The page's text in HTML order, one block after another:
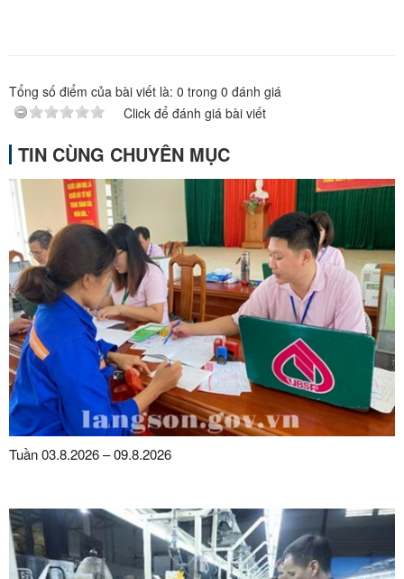
Tổng số điểm của bài viết là: 0 trong 0 đánh giá
Click để đánh giá bài viết
TIN CÙNG CHUYÊN MỤC
Tuần 03.8.2026 – 09.8.2026